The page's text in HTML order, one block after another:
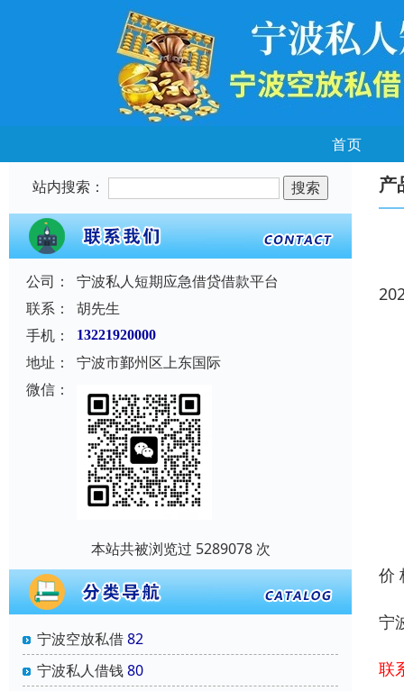
首页
站内搜索：
公司：
宁波私人短期应急借贷借款平台
联系：
胡先生
手机：
13221920000
地址：
宁波市鄞州区上东国际
微信：
本站共被浏览过 5289078 次
宁波空放私借82
宁波私人借钱80
产
价
宁
联